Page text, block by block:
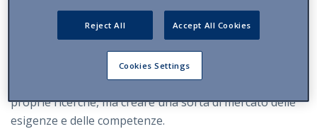
Per esplorare queste possibilità abbiamo organizzato
eventi congiunti. Abbiamo invitato clinici, medici
abbiamo portato ricercatori dell’ETH in Ticino.
L’obiettivo non era semplicemente presentare le
proprie ricerche, ma creare una sorta di mercato delle
esigenze e delle competenze.
Reject All Accept All Cookies
Cookies Settings